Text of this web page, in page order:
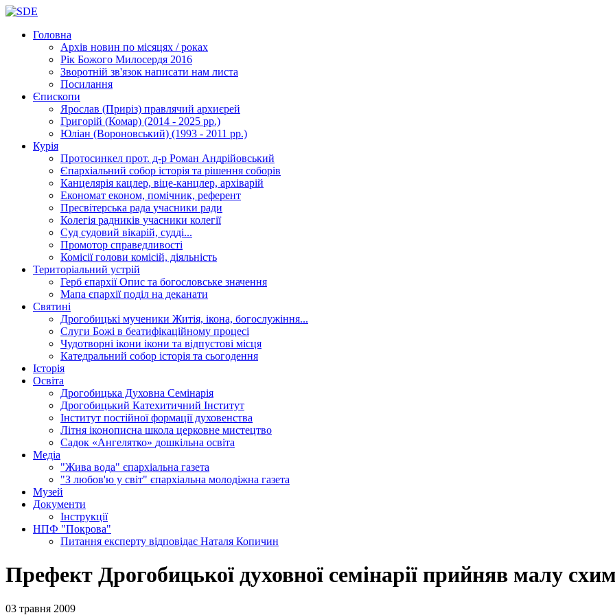
Головна
Архів новин по місяцях / роках
Рік Божого Милосердя 2016
Зворотній зв'язок написати нам листа
Посилання
Єпископи
Ярослав (Приріз) правлячий архиєрей
Григорій (Комар) (2014 - 2025 рр.)
Юліан (Вороновський) (1993 - 2011 рр.)
Курія
Протосинкел прот. д-р Роман Андрійовський
Єпархіальний собор історія та рішення соборів
Канцелярія кацлер, віце-канцлер, архіварій
Економат економ, помічник, референт
Пресвітерська рада учасники ради
Колегія радників учасники колегії
Суд судовий вікарій, судді...
Промотор справедливості
Комісіїголови комісій, діяльність
Територіальний устрій
Герб єпархіїОпис та богословське значення
Мапа єпархіїподіл на деканати
Святині
Дрогобицькі мученики Житія, ікона, богослужіння...
Слуги Божі в беатифікаційному процесі
Чудотворні ікони ікони та відпустові місця
Катедральний собор історія та сьогодення
Історія
Освіта
Дрогобицька Духовна Семінарія
Дрогобицький Катехитичний Інститут
Інститут постійної формації духовенства
Літня іконописна школа церковне мистецтво
Садок «Ангелятко» дошкільна освіта
Медіа
"Жива вода" єпархіальна газета
"З любов'ю у світ" єпархіальна молодіжна газета
Музей
Документи
Інструкції
НПФ "Покрова"
Питання експерту відповідає Наталя Копичин
Префект Дрогобицької духовної семінарії прийняв малу
03 травня 2009